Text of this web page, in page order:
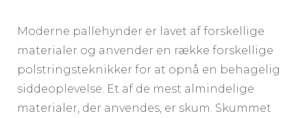
Moderne pallehynder er lavet af forskellige
materialer og anvender en række forskellige
polstringsteknikker for at opnå en behagelig
siddeoplevelse. Et af de mest almindelige
materialer, der anvendes, er skum. Skummet